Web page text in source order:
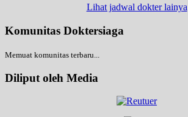
Lihat jadwal dokter lainya
Komunitas Doktersiaga
Memuat komunitas terbaru...
Diliput oleh Media